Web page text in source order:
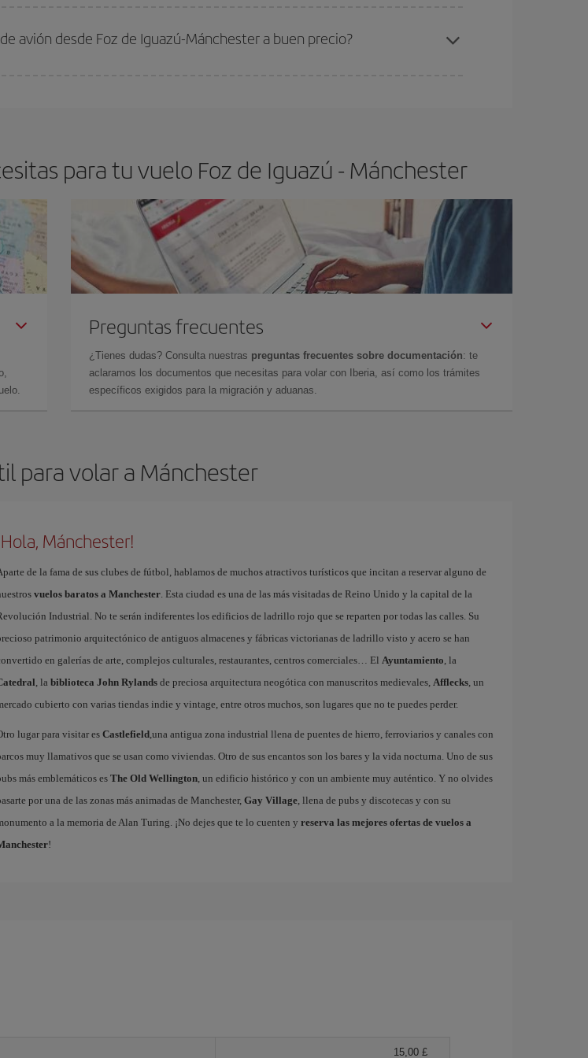
avión desde Foz de Iguazú-Mánchester a buen precio?
para tu vuelo Foz de Iguazú - Mánchester
Preguntas frecuentes
¿Tienes dudas? Consulta nuestras preguntas frecuentes sobre documentación: te
aclaramos los documentos que necesitas para volar con Iberia, así como los trámites
específicos exigidos para la migración y aduanas.
para volar a Mánchester
Mánchester!
de la fama de sus clubes de fútbol, hablamos de muchos atractivos turísticos que incitan a reservar alguno de
vuelos baratos a Manchester. Esta ciudad es una de las más visitadas de Reino Unido y la capital de la
Industrial. No te serán indiferentes los edificios de ladrillo rojo que se reparten por todas las calles. Su
patrimonio arquitectónico de antiguos almacenes y fábricas victorianas de ladrillo visto y acero se han
en galerías de arte, complejos culturales, restaurantes, centros comerciales… El Ayuntamiento, la
, la biblioteca John Rylandsde preciosa arquitectura neogótica con manuscritos medievales, Afflecks, un
cubierto con varias tiendas indie y vintage, entre otros muchos, son lugares que no te puedes perder.
lugar para visitar es Castlefield,una antigua zona industrial llena de puentes de hierro, ferroviarios y canales con
muy llamativos que se usan como viviendas. Otro de sus encantos son los bares y la vida nocturna. Uno de sus
más emblemáticos es The Old Wellington, un edificio histórico y con un ambiente muy auténtico. Y no olvides
por una de las zonas más animadas de Manchester, Gay Village, llena de pubs y discotecas y con su
a la memoria de Alan Turing. ¡No dejes que te lo cuenten y reserva las mejores ofertas de vuelos a
!
15,00 £